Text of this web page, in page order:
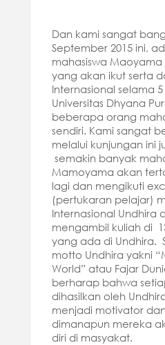
Dan kami sangat
September 2015 ini,
mahasiswa
yang akan ikut serta
Internasional selama
Universitas Dhyana
beberapa orang
sendiri. Kami sangat
melalui kunjungan ini
semakin banyak
Mamoyama akan
lagi dan mengikuti
(pertukaran pelajar)
Internasional Undhira
mengambil kuliah di
yang ada di Undhira.
motto Undhira yakni
World” atau Fajar
berharap bahwa
dihasilkan oleh
menjadi motivator
dimanapun mereka
diri di masyakat.